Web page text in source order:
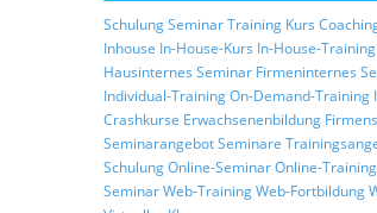
SchulungSeminarTraining Kurs
Inhouse In-House-Kurs In-House-Training
Hausinternes Seminar Firmeninternes
Individual-TrainingOn-Demand-Training
Crashkurse Erwachsenenbildung
SeminarangebotSeminare
SchulungOnline-SeminarOnline-Training
SeminarWeb-TrainingWeb-Fortbildung